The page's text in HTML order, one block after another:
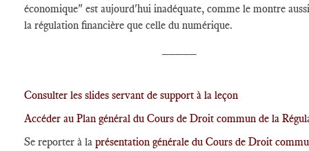
économique" est aujourd'hui inadéquate, comme le montre
la régulation financière que celle du numérique.
Consulter les slides servant de support à la leçon
Accéder au Plan général du Cours de Droit commun de la
Se reporter à la présentation générale du Cours de Droit